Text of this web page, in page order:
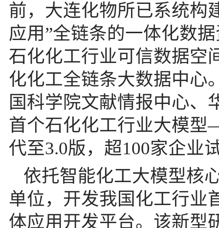
前， 大连化物所已系统构
应用”全链条的一体化数
石化化工行业可信数据空
化化工全链条大数据中心
国科学院文献情报中心、
首个石化化工行业大模
代至3.0版，超100家企业
依托智能化工大模型核
单位，开发我国化工行
体应用开发平台。该新型